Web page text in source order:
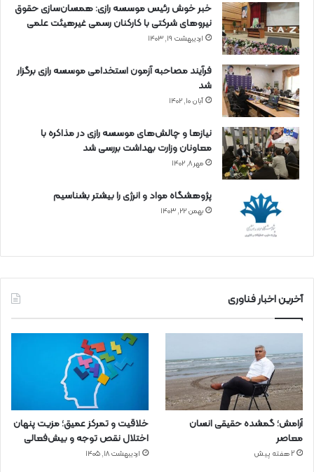
خبر خوش رئیس موسسه رازی: همسان‌سازی حقوق
نیروهای شرکتی با کارکنان رسمی غیرهیئت علمی
اردیبهشت ۱۹, ۱۴۰۳
فرآیند مصاحبه آزمون استخدامی موسسه رازی برگزار
شد
آبان ۱۰, ۱۴۰۲
نیازها و چالش‌های موسسه رازی در مذاکره با
معاونان وزارت بهداشت بررسی شد
مهر ۸, ۱۴۰۲
پژوهشگاه مواد و انرژی را بیشتر بشناسیم
بهمن ۲۲, ۱۴۰۳
آخرین اخبار فناوری
آرامش؛ گمشده حقیقی انسان
معاصر
2 هفته پیش
خلاقیت و تمرکز عمیق؛ مزیت پنهان
اختلال نقص توجه و بیش‌فعالی
اردیبهشت ۱۸, ۱۴۰۵